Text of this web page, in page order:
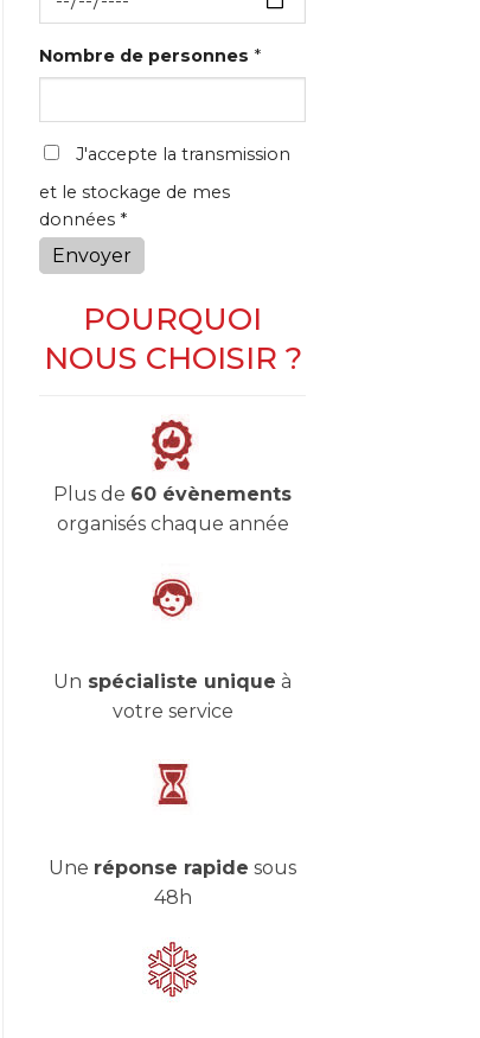
Nombre de personnes *
J'accepte la transmission
et le stockage de mes
données *
Envoyer
POURQUOI
NOUS CHOISIR ?
Plus de 60 évènements
organisés chaque année
Un spécialiste unique à
votre service
Une réponse rapide sous
48h